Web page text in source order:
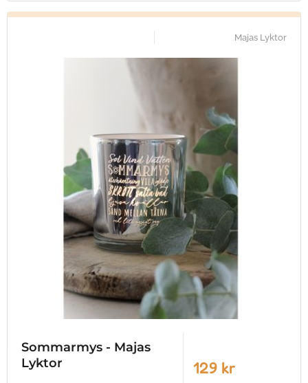
Majas Lyktor
Sommarmys - Majas
Lyktor
129 kr